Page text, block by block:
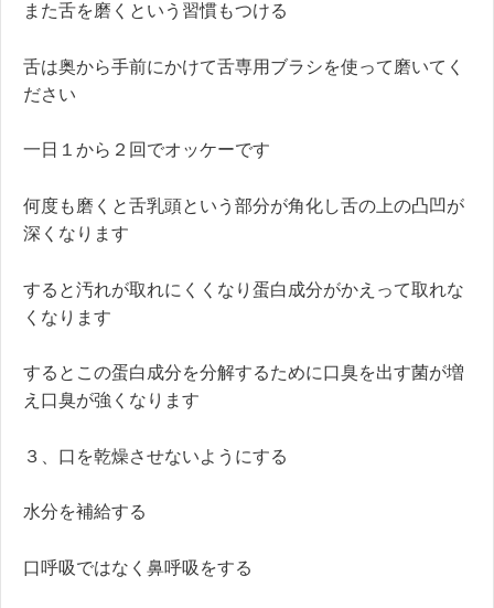
また舌を磨くという習慣もつける
舌は奥から手前にかけて舌専用ブラシを使って磨いてく
ださい
一日１から２回でオッケーです
何度も磨くと舌乳頭という部分が角化し舌の上の凸凹が
深くなります
すると汚れが取れにくくなり蛋白成分がかえって取れな
くなります
するとこの蛋白成分を分解するために口臭を出す菌が増
え口臭が強くなります
３、口を乾燥させないようにする
水分を補給する
口呼吸ではなく鼻呼吸をする